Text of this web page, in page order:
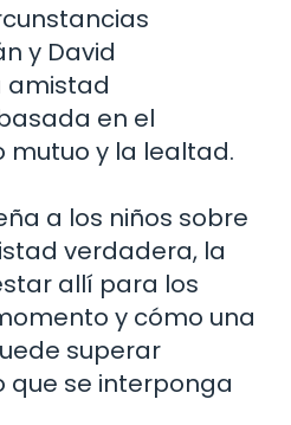
y David
amistad
en el
mutuo y la lealtad.
a los niños sobre
verdadera, la
allí para los
y cómo una
superar
que se interponga